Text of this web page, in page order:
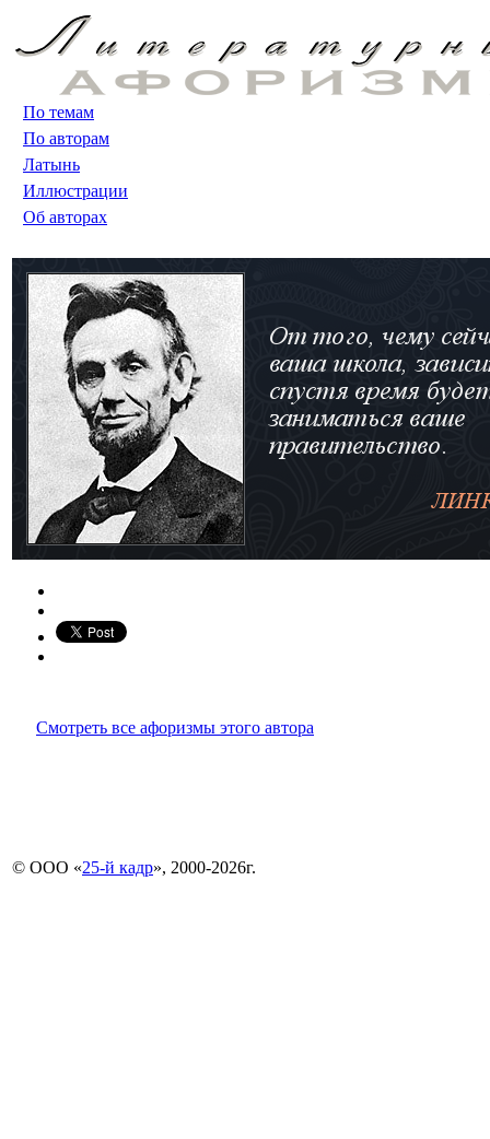
По темам
По авторам
Латынь
Иллюстрации
Об авторах
Смотреть все афоризмы этого автора
© ООО «25-й кадр», 2000-2026г.